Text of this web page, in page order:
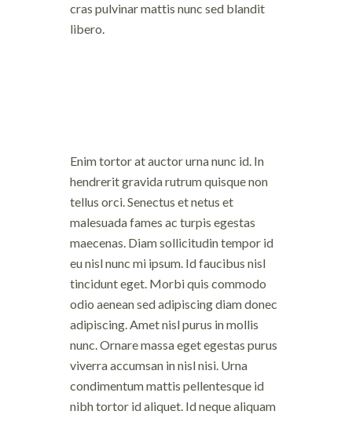
cras pulvinar mattis nunc sed blandit
libero.
Enim tortor at auctor urna nunc id. In
hendrerit gravida rutrum quisque non
tellus orci. Senectus et netus et
malesuada fames ac turpis egestas
maecenas. Diam sollicitudin tempor id
eu nisl nunc mi ipsum. Id faucibus nisl
tincidunt eget. Morbi quis commodo
odio aenean sed adipiscing diam donec
adipiscing. Amet nisl purus in mollis
nunc. Ornare massa eget egestas purus
viverra accumsan in nisl nisi. Urna
condimentum mattis pellentesque id
nibh tortor id aliquet. Id neque aliquam